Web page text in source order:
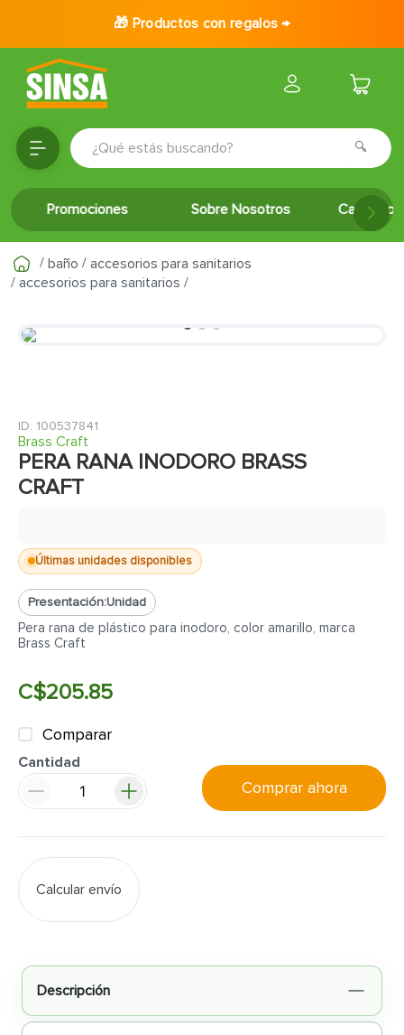
🎁 Productos con regalos →
¿Qué estás buscando?
Promociones Sobre Nosotros Catálogo
baño
accesorios para sanitarios
accesorios para sanitarios
: 100537841
Brass Craft
PERA RANA INODORO BRASS
CRAFT
Últimas unidades disponibles
Presentación:Unidad
Pera rana de plástico para inodoro, color amarillo, marca
Brass Craft
C$205.85
Comparar
Cantidad
Comprar ahora
Calcular envío
Descripción
TÉRMINOS MÁS BUSCADOS
1.
porcelanato
2.
ceramica
9.
puerta